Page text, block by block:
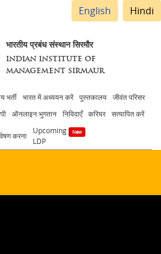
English Hindi
भारतीय प्रबंध संस्थान सिरमौर
INDIAN INSTITUTE OF
MANAGEMENT SIRMAUR
भर्ती भारत में अध्ययन करें पुस्तकालय
जीवंत परिसर
ऑनलाइन भुगतान निविदाएँ करियर सत्यापित करें
करना
Upcoming
LDP